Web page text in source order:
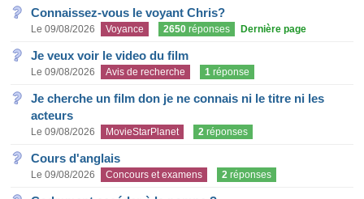
Connaissez-vous le voyant Chris?
Le 09/08/2026 Voyance 2650 réponses Dernière page
Je veux voir le video du film
Le 09/08/2026 Avis de recherche 1 réponse
Je cherche un film don je ne connais ni le titre ni les
acteurs
Le 09/08/2026 MovieStarPlanet 2 réponses
Cours d'anglais
Le 09/08/2026 Concours et examens 2 réponses